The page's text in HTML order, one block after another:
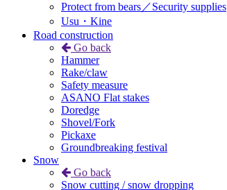
Protect from bears／Security supplies
Usu・Kine
Road construction
Go back
Hammer
Rake/claw
Safety measure
ASANO Flat stakes
Doredge
Shovel/Fork
Pickaxe
Groundbreaking festival
Snow
Go back
Snow cutting / snow dropping